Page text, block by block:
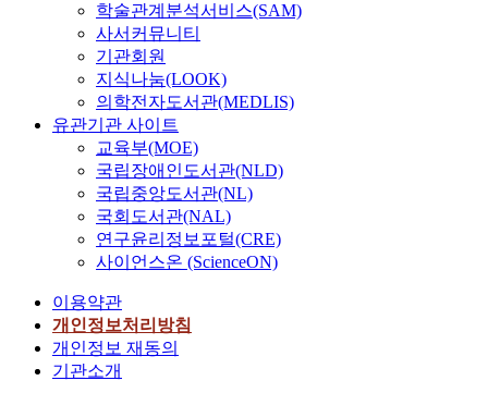
학술관계분석서비스(SAM)
사서커뮤니티
기관회원
지식나눔(LOOK)
의학전자도서관(MEDLIS)
유관기관 사이트
교육부(MOE)
국립장애인도서관(NLD)
국립중앙도서관(NL)
국회도서관(NAL)
연구윤리정보포털(CRE)
사이언스온 (ScienceON)
이용약관
개인정보처리방침
개인정보 재동의
기관소개